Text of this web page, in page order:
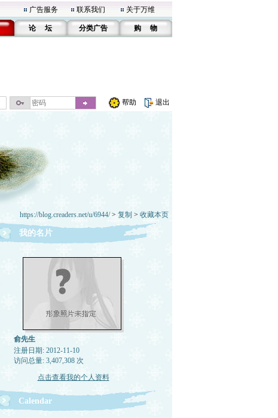
广告服务 联系我们 关于万维
论 坛 分类广告 购 物
帮助 退出
https://blog.creaders.net/u/6944/> 复制 > 收藏本页
我的名片
俞先生
注册日期: 2012-11-10
访问总量: 3,407,308 次
点击查看我的个人资料
Calendar